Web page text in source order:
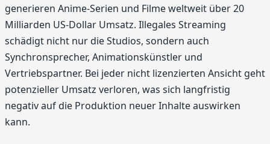
generieren Anime-Serien und Filme weltweit über 20
Milliarden US-Dollar Umsatz. Illegales Streaming
schädigt nicht nur die Studios, sondern auch
Synchronsprecher, Animationskünstler und
Vertriebspartner. Bei jeder nicht lizenzierten Ansicht geht
potenzieller Umsatz verloren, was sich langfristig
negativ auf die Produktion neuer Inhalte auswirken
kann.